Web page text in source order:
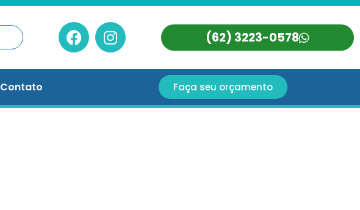
(62) 3223-0578
Contato Faça seu orçamento